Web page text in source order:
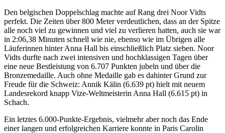
Den belgischen Doppelschlag machte auf Rang drei Noor Vidts
perfekt. Die Zeiten über 800 Meter verdeutlichen, dass an der Spitze
alle noch viel zu gewinnen und viel zu verlieren hatten, auch sie war
in 2:06,38 Minuten schnell wie nie, ebenso wie im Übrigen alle
Läuferinnen hinter Anna Hall bis einschließlich Platz sieben. Noor
Vidts durfte nach zwei intensiven und hochklassigen Tagen über
eine neue Bestleistung von 6.707 Punkten jubeln und über die
Bronzemedaille. Auch ohne Medaille gab es dahinter Grund zur
Freude für die Schweiz: Annik Kälin (6.639 pt) hielt mit neuem
Landesrekord knapp Vize-Weltmeisterin Anna Hall (6.615 pt) in
Schach.
Ein letztes 6.000-Punkte-Ergebnis, vielmehr aber noch das Ende
einer langen und erfolgreichen Karriere konnte in Paris Carolin